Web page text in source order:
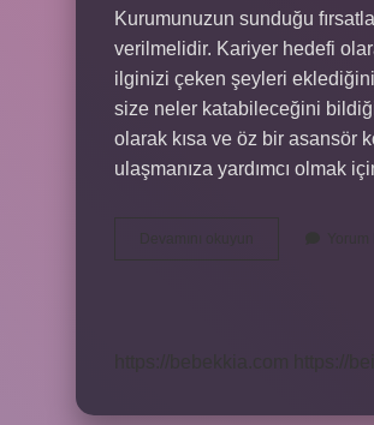
Kurumunuzun sunduğu
verilmelidir. Kariyer hedefi
ilginizi çeken şeyleri
size neler katabileceğini
olarak kısa ve öz bir asansör
ulaşmanıza yardımcı olmak